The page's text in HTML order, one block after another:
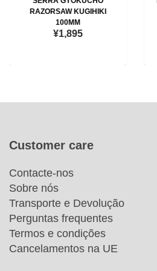
RAZORSAW KUGIHIKI
100MM
¥1,895
Customer care
Contacte-nos
Sobre nós
Transporte e Devolução
Perguntas frequentes
Termos e condições
Cancelamentos na UE